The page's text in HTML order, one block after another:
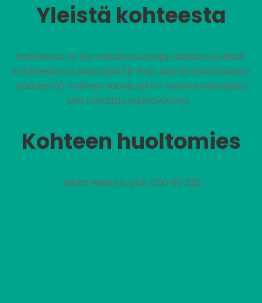
Yleistä kohteesta
Kohteessa on kerrostaloasuntoja, taloissa on hissit.
Kohteessa on pesutupa (B-talo, käynti rakennuksen
päädystä). Erillinen sauna, johon vuokranvalvojalta
saa varattua saunavuoron.
Kohteen huoltomies
Jukka Heikura, puh. 050 60 326